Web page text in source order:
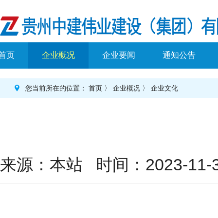
页 企业概况 企业要闻 通知公告
您当前所在的位置： 首页 〉 企业概况 〉 企业文化
来源：本站 时间：2023-